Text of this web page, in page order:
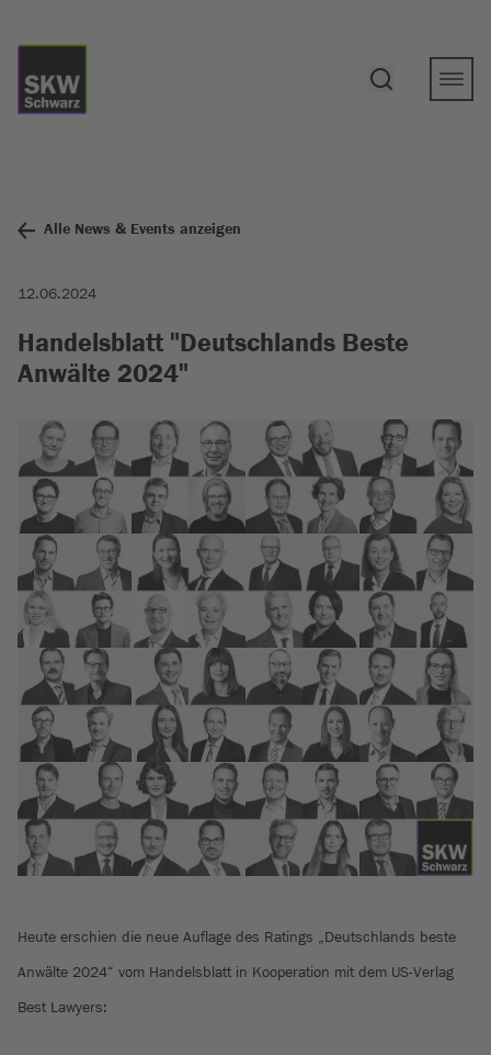
Alle News & Events anzeigen
12.06.2024
Handelsblatt "Deutschlands Beste
Anwälte 2024"
Heute erschien die neue Auflage des Ratings „Deutschlands beste
Anwälte 2024“ vom Handelsblatt in Kooperation mit dem US-Verlag
Best Lawyers: